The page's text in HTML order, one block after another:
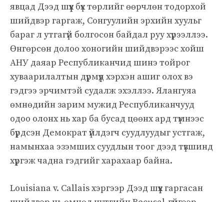
явцад Дээд шүүх бүх төрлийг өөрчлөн тодорхой
шийдвэр гаргаж, Сонгуулийн эрхийн хуульг
бараг л утгагүй болгосон байдал руу хүрээллээ.
Өнгөрсөн долоо хоногийн шийдвэрээс хойш
АНУ даяар Республиканчид шинэ тойрог
хуваарилалтын дүрмүүд хэрхэн ашиг олох вэ
гэдгээ эрчимтэй судалж эхэллээ. Ялангуяа
өмнөдийн зарим мужид Республиканчууд
одоо олонх нь хар ба бусад цөөнх ард түмнээс
бүрдсэн Демократ үйлдэгч суудлуудыг устгаж,
намынхаа эзэмших суудлын тоог дээд түвшинд
хүргэж чадна гэдгийг харахаар байна.
Louisiana v. Callais хэргээр Дээд шүүх гаргасан